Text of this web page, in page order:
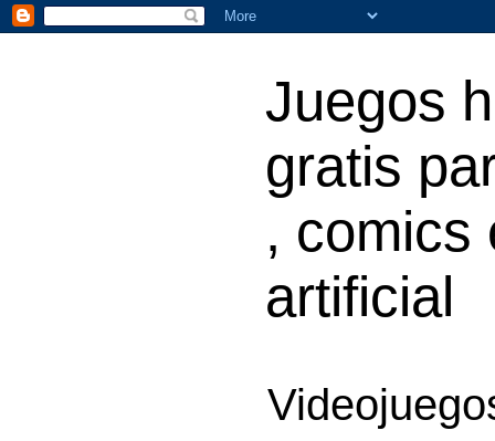
Juegos
gratis
, comics
artificial